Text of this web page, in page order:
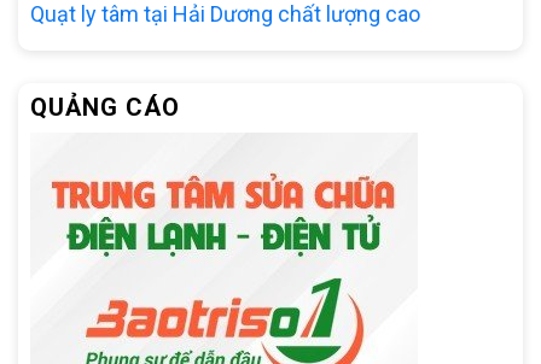
Quạt ly tâm tại Hải Dương chất lượng cao
QUẢNG CÁO